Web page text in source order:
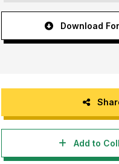
Download
Add to